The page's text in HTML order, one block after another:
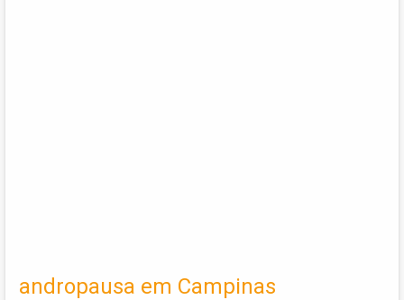
andropausa em Campinas